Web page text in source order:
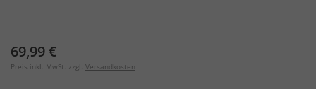
69,99 €
Preis inkl. MwSt. zzgl. Versandkosten